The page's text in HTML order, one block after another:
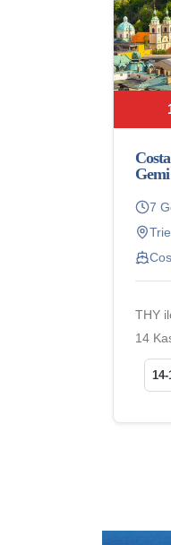
7
THY
14
14-